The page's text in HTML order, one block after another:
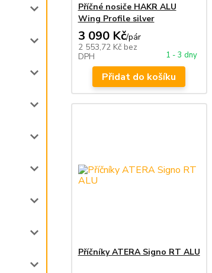
Příčné nosiče HAKR ALU
Wing Profile silver
3 090 Kč/pár
2 553,72 Kč bez
DPH
1 - 3 dny
Přidat do košíku
Příčníky ATERA Signo RT ALU